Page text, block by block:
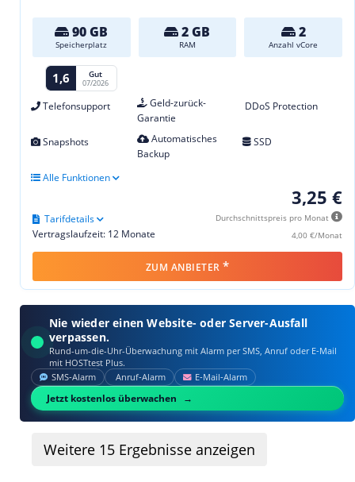
90 GB
Speicherplatz
2 GB
RAM
2
Anzahl vCore
1,6 Gut
07/2026
Telefonsupport
Geld-zurück-
Garantie
DDoS Protection
Snapshots
Automatisches
Backup
SSD
Alle Funktionen
3,25 €
Durchschnittspreis pro Monat
4,00 €/Monat
Vertragslaufzeit: 12 Monate
Tarifdetails
ZUM ANBIETER *
Nie wieder einen Website- oder Server-Ausfall
verpassen.
Rund-um-die-Uhr-Überwachung mit Alarm per SMS, Anruf oder E‑Mail
mit HOSTtest Plus.
SMS‑Alarm Anruf‑Alarm E‑Mail‑Alarm
Jetzt kostenlos überwachen
Weitere 15 Ergebnisse anzeigen